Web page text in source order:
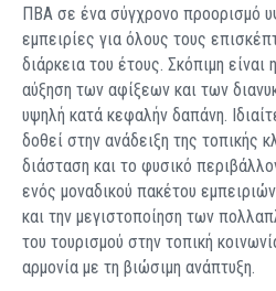
ΠΒΑ σε ένα σύγχρονο προορισμό
εμπειρίες για όλους τους
διάρκεια του έτους. Σκόπιμη είναι
αύξηση των αφίξεων και των
υψηλή κατά κεφαλήν δαπάνη.
δοθεί στην ανάδειξη της τοπικής
διάσταση και το φυσικό
ενός μοναδικού πακέτου
και την μεγιστοποίηση των
του τουρισμού στην τοπική
αρμονία με τη βιώσιμη ανάπτυξη.